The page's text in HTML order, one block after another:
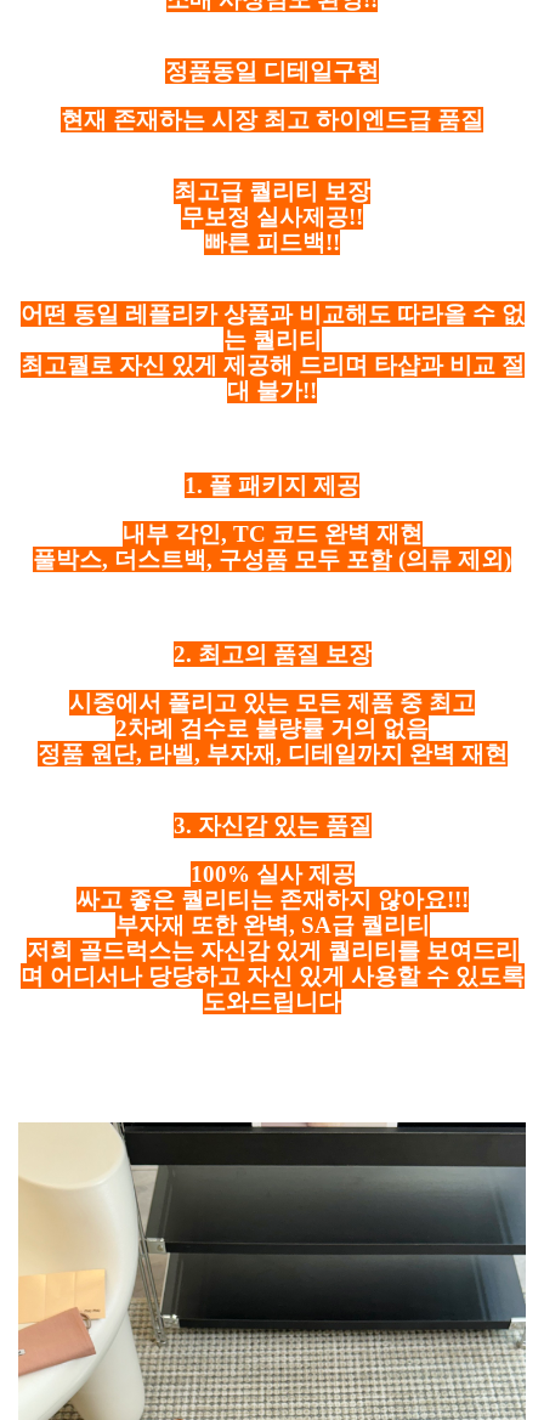
정품동일 디테일구현
현재 존재하는 시장 최고 하이엔드급 품질
최고급 퀄리티 보장
무보정 실사제공!!
빠른 피드백!!
어떤 동일 레플리카 상품과 비교해도 따라올 수 없
는 퀄리티
최고퀄로 자신 있게 제공해 드리며 타샵과 비교 절
대 불가!!
1. 풀 패키지 제공
내부 각인, TC 코드 완벽 재현
풀박스, 더스트백, 구성품 모두 포함 (의류 제외)
2. 최고의 품질 보장
시중에서 풀리고 있는 모든 제품 중 최고
2차례 검수로 불량률 거의 없음
정품 원단, 라벨, 부자재, 디테일까지 완벽 재현
3. 자신감 있는 품질
100% 실사 제공
싸고 좋은 퀄리티는 존재하지 않아요!!!
부자재 또한 완벽, SA급 퀄리티
저희 골드럭스는 자신감 있게 퀄리티를 보여드리
며 어디서나 당당하고 자신 있게 사용할 수 있도록
도와드립니다